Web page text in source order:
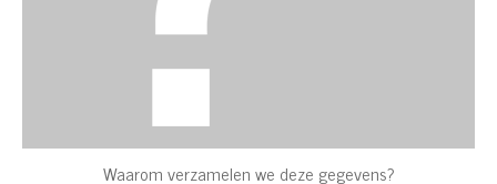
Waarom verzamelen we deze gegevens?